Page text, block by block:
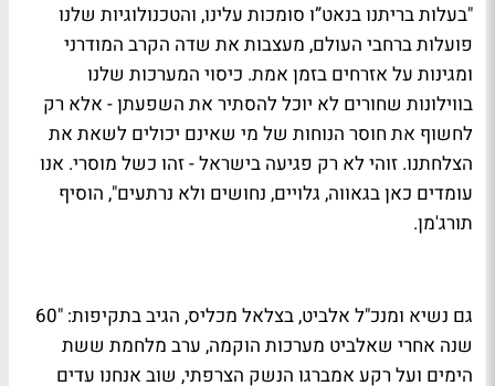
"בעלות בריתנו בנאט”ו סומכות עלינו, והטכנולוגיות שלנו
פועלות ברחבי העולם, מעצבות את שדה הקרב המודרני
ומגינות על אזרחים בזמן אמת. כיסוי המערכות שלנו
בווילונות שחורים לא יוכל להסתיר את השפעתן - אלא רק
לחשוף את חוסר הנוחות של מי שאינם יכולים לשאת את
הצלחתנו. זוהי לא רק פגיעה בישראל - זהו כשל מוסרי. אנו
עומדים כאן בגאווה, גלויים, נחושים ולא נרתעים", הוסיף
תורג'מן.
גם נשיא ומנכ"ל אלביט, בצלאל מכליס, הגיב בתקיפות: "60
שנה אחרי שאלביט מערכות הוקמה, ערב מלחמת ששת
הימים ועל רקע אמברגו הנשק הצרפתי, שוב אנחנו עדים